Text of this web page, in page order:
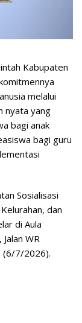
Kabupaten
melalui
nyata yang
bagi anak
bagi guru
Sosialisasi
dan
di Aula
WR
(6/7/2026).